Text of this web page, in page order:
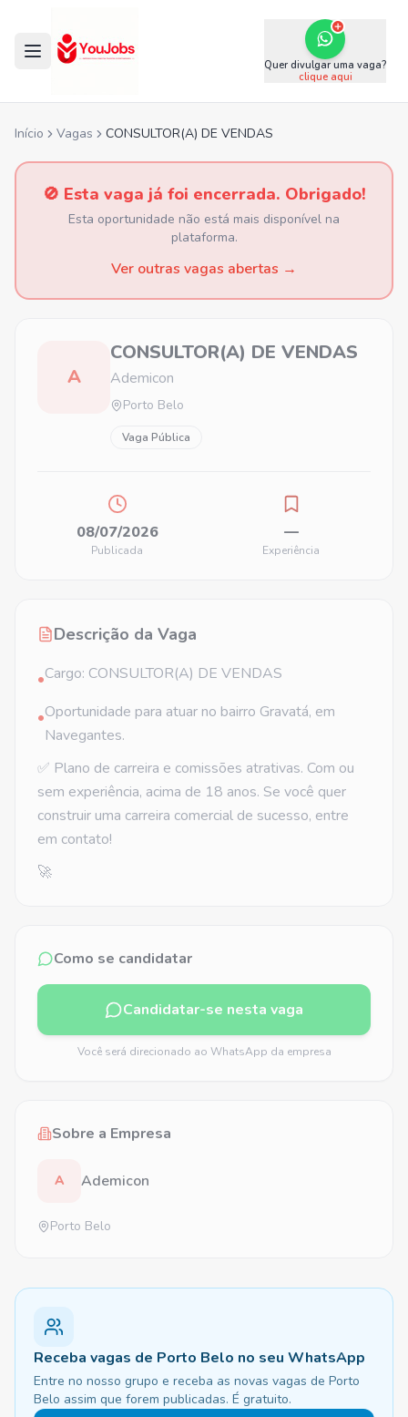
Quer divulgar uma vaga?
clique aqui
Início Vagas CONSULTOR(A) DE VENDAS
🚫 Esta vaga já foi encerrada. Obrigado!
Esta oportunidade não está mais disponível na
plataforma.
Ver outras vagas abertas →
A
CONSULTOR(A) DE VENDAS
Ademicon
Porto Belo
Vaga Pública
08/07/2026
Publicada
—
Experiência
Descrição da Vaga
•Cargo: CONSULTOR(A) DE VENDAS
•Oportunidade para atuar no bairro Gravatá, em
Navegantes.
✅ Plano de carreira e comissões atrativas. Com ou
sem experiência, acima de 18 anos. Se você quer
construir uma carreira comercial de sucesso, entre
em contato!
🚀
Como se candidatar
Candidatar-se nesta vaga
Você será direcionado ao WhatsApp da empresa
Sobre a Empresa
A Ademicon
Porto Belo
Receba vagas de Porto Belo no seu WhatsApp
Entre no nosso grupo e receba as novas vagas de Porto
Belo assim que forem publicadas. É gratuito.